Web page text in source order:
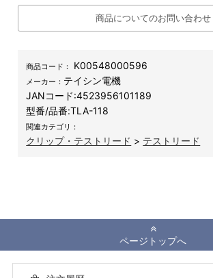
商品についてのお問い合わせ
商品コード： K00548000596
メーカー： テイシン電機
JANコード:4523956101189
型番/品番:TLA-118
関連カテゴリ：
クリップ・テストリード > テストリード
ページトップへ